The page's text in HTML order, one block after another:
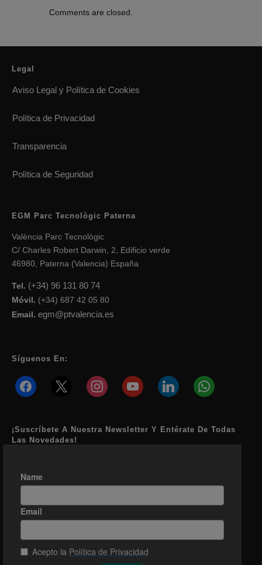
Comments are closed.
Legal
Aviso Legal y Política de Cookies
Política de Privacidad
Transparencia
Política de Seguridad
EGM Parc Tecnològic Paterna
València Parc Tecnològic
C/ Charles Robert Darwin, 2, Edificio verde
46980, Paterna (Valencia) España
Tel. (+34) 96 131 80 74
Móvil. (+34) 687 42 05 80
Email. egm@ptvalencia.es
Síguenos En:
facebook instagramyoutube linkedin whatsapp
¡Suscríbete A Nuestra Newsletter Y Entérate De Todas
Las Novedades!